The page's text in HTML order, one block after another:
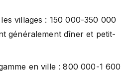
villages : 150 000-350 000
généralement dîner et petit-
en ville : 800 000-1 600